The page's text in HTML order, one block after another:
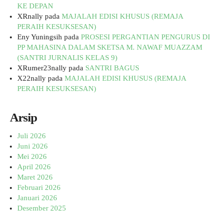
KE DEPAN
XRnally pada MAJALAH EDISI KHUSUS (REMAJA
PERAIH KESUKSESAN)
Eny Yuningsih pada PROSESI PERGANTIAN PENGURUS DI
PP MAHASINA DALAM SKETSA M. NAWAF MUAZZAM
(SANTRI JURNALIS KELAS 9)
XRumer23nally pada SANTRI BAGUS
X22nally pada MAJALAH EDISI KHUSUS (REMAJA
PERAIH KESUKSESAN)
Arsip
Juli 2026
Juni 2026
Mei 2026
April 2026
Maret 2026
Februari 2026
Januari 2026
Desember 2025